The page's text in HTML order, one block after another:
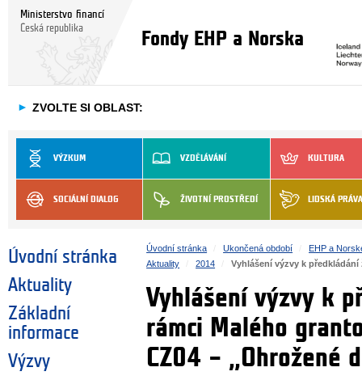
Ministerstvo financí
Česká republika
Fondy EHP a Norska
► ZVOLTE SI OBLAST:
VÝZKUM VZDĚLÁVÁNÍ KULTURA
SOCIÁLNÍ DIALOG ŽIVOTNÍ PROSTŘEDÍ LIDSKÁ PRÁVA
Úvodní stránka
Aktuality
Základní
informace
Výzvy
Úvodní stránka Ukončená období
EHP a
Aktuality
2014 Vyhlášení výzvy k
Vyhlášení výzvy k
rámci Malého
CZ04 – „Ohrožené